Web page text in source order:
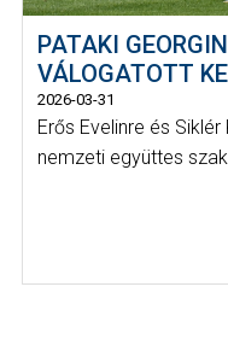
PATAKI
VÁLOGATOTT
2026-03-31
Erős Evelinre és
nemzeti együttes